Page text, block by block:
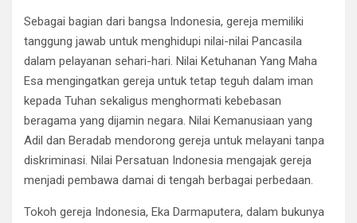
Sebagai bagian dari bangsa Indonesia, gereja memiliki
tanggung jawab untuk menghidupi nilai-nilai Pancasila
dalam pelayanan sehari-hari. Nilai Ketuhanan Yang Maha
Esa mengingatkan gereja untuk tetap teguh dalam iman
kepada Tuhan sekaligus menghormati kebebasan
beragama yang dijamin negara. Nilai Kemanusiaan yang
Adil dan Beradab mendorong gereja untuk melayani tanpa
diskriminasi. Nilai Persatuan Indonesia mengajak gereja
menjadi pembawa damai di tengah berbagai perbedaan.
Tokoh gereja Indonesia, Eka Darmaputera, dalam bukunya